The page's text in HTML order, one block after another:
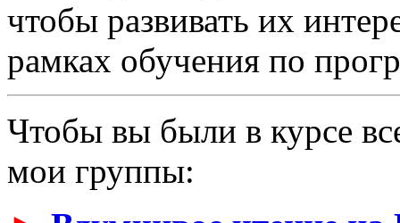
чтобы развивать их
рамках обучения по
Чтобы вы были в курсе
мои группы: